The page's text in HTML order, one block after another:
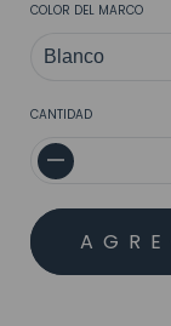
COLOR DEL MARCO
CANTIDAD